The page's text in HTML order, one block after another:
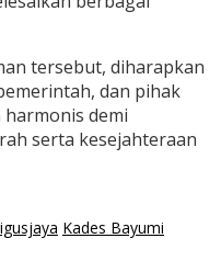
tersebut, diharapkan
dan pihak
demi
serta kesejahteraan
Kades Bayumi